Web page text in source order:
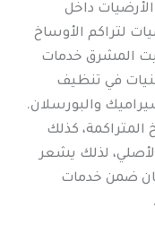
داخل
لتراكم الأوساخ
المشرق خدمات
في تنظيف
والبورسلان.
المتراكمة، كذلك
لذلك يشعر
ضمن خدمات